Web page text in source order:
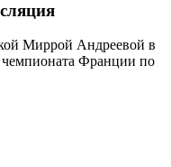
Миррой Андреевой в
Франции по